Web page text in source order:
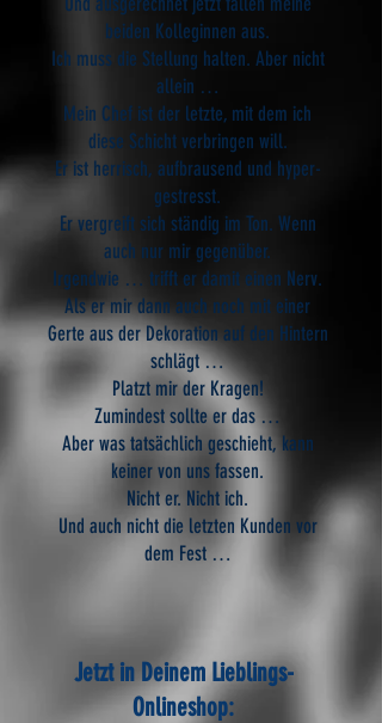
beiden Kolleginnen aus.
Ich muss die Stellung halten. Aber nicht
allein …
Mein Chef ist der letzte, mit dem ich
diese Schicht verbringen will.
Er ist herrisch, aufbrausend und hyper-
gestresst.
Er vergreift sich ständig im Ton. Wenn
auch nur mir gegenüber.
Irgendwie … trifft er damit einen Nerv.
Als er mir dann auch noch mit einer
Gerte aus der Dekoration auf den Hintern
schlägt …
Platzt mir der Kragen!
Zumindest sollte er das …
Aber was tatsächlich geschieht, kann
keiner von uns fassen.
Nicht er. Nicht ich.
Und auch nicht die letzten Kunden vor
dem Fest …
Jetzt in Deinem Lieblings-
Onlineshop: